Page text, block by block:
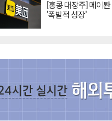
[홍콩 대장주] 메이
'폭발적 성장'